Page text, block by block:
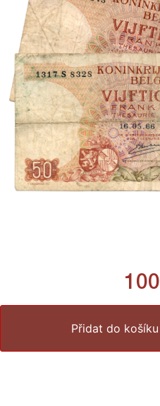
100
Přidat do košíku